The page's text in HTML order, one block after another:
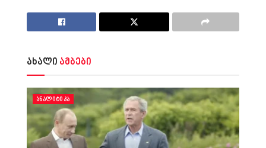
ახალი ამბები
ᲐᲜᲐᲚᲘᲢᲘᲙᲐ